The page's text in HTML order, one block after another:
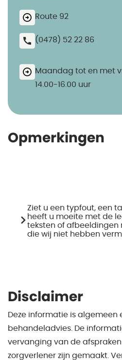
Route 92
(0478) 52 22 86
Maandag tot en met
14.00-16.00 uur
Opmerkingen
Ziet u een typfout, een
heeft u moeite met de
teksten of afbeeldingen
die wij niet hebben
Disclaimer
Deze informatie is algemeen
behandeladvies. De
vervanging van de
zorgverlener zijn gemaakt.